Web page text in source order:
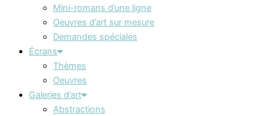
Mini-romans d’une ligne
Oeuvres d’art sur mesure
Demandes spéciales
Écrans
Thèmes
Oeuvres
Galeries d’art
Abstractions